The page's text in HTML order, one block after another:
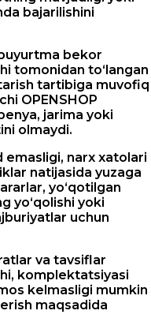
bajarilishini
bekor
tomonidan to‘langan
tartibiga muvofiq
OPENSHOP
jarima yoki
olmaydi.
emasligi, narx xatolari
natijasida yuzaga
yo‘qotilgan
yo‘qolishi yoki
uchun
va tavsiflar
komplektatsiyasi
kelmasligi mumkin
maqsadida